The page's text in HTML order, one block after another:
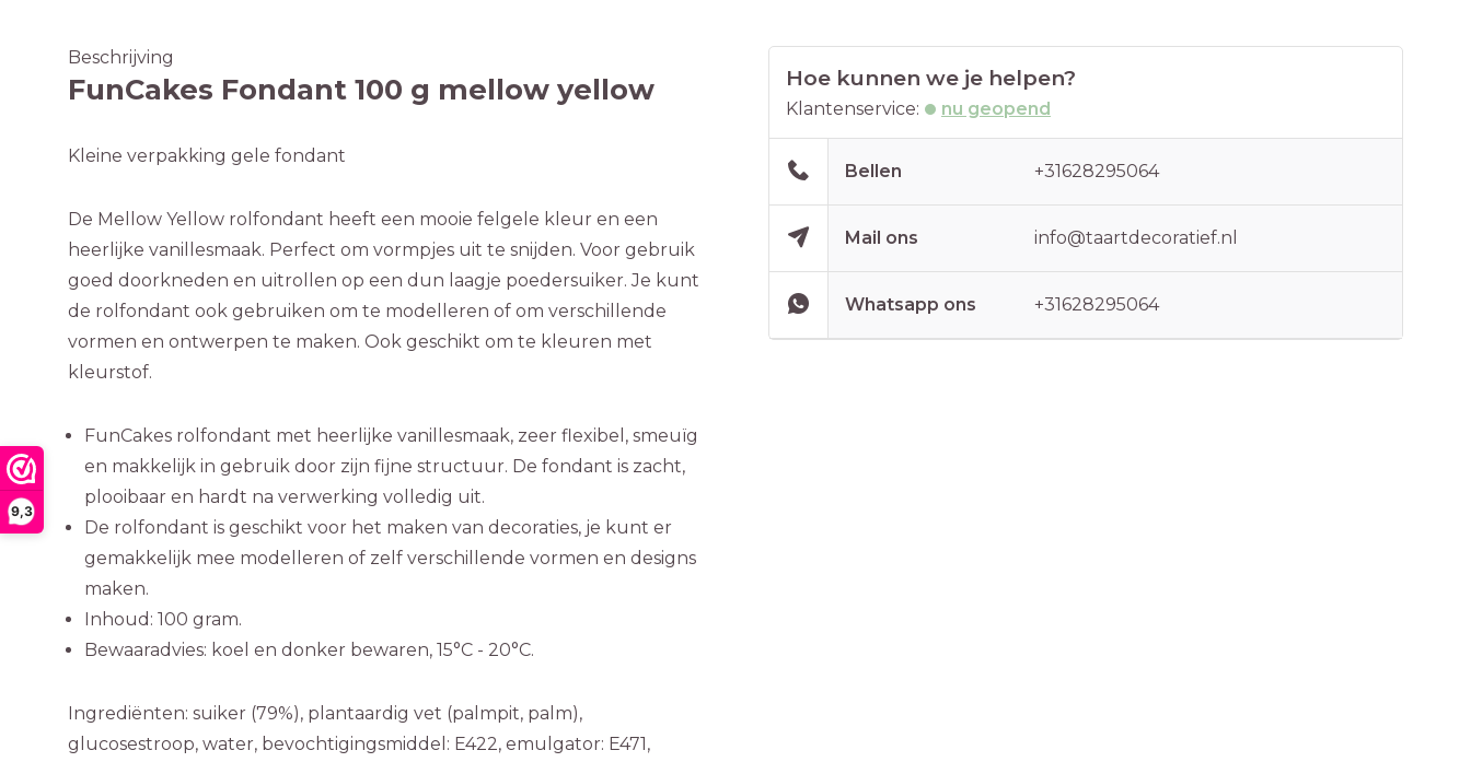
9,3
Beschrijving
FunCakes Fondant 100 g mellow yellow
Kleine verpakking gele fondant
De Mellow Yellow rolfondant heeft een mooie felgele kleur en een
heerlijke vanillesmaak. Perfect om vormpjes uit te snijden. Voor gebruik
goed doorkneden en uitrollen op een dun laagje poedersuiker. Je kunt
de rolfondant ook gebruiken om te modelleren of om verschillende
vormen en ontwerpen te maken. Ook geschikt om te kleuren met
kleurstof.
FunCakes rolfondant met heerlijke vanillesmaak, zeer flexibel, smeuïg
en makkelijk in gebruik door zijn fijne structuur. De fondant is zacht,
plooibaar en hardt na verwerking volledig uit.
De rolfondant is geschikt voor het maken van decoraties, je kunt er
gemakkelijk mee modelleren of zelf verschillende vormen en designs
maken.
Inhoud: 100 gram.
Bewaaradvies: koel en donker bewaren, 15°C - 20°C.
Ingrediënten: suiker (79%), plantaardig vet (palmpit, palm),
glucosestroop, water, bevochtigingsmiddel: E422, emulgator: E471,
Hoe kunnen we je helpen?
Klantenservice: nu geopend
Bellen +31628295064
Mail ons info@taartdecoratief.nl
Whatsapp ons +31628295064